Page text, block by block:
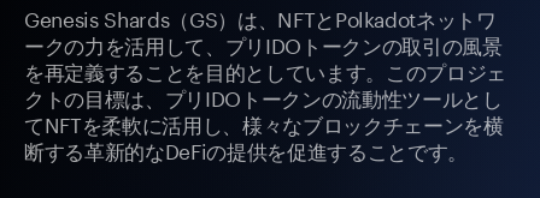
Genesis Shards（GS）は、NFTとPolkadotネットワ
ークの力を活用して、プリIDOトークンの取引の風景
を再定義することを目的としています。このプロジェ
クトの目標は、プリIDOトークンの流動性ツールとし
てNFTを柔軟に活用し、様々なブロックチェーンを横
断する革新的なDeFiの提供を促進することです。